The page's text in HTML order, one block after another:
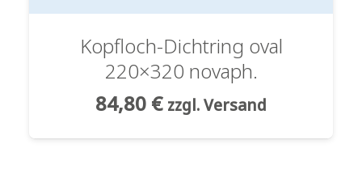
Kopfloch-Dichtring oval
220×320 novaph.
84,80 € zzgl. Versand